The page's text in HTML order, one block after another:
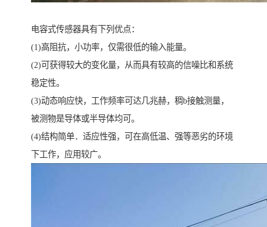
电容式传感器具有下列优点：
(1)高阻抗，小功率，仅需很低的输入能量。
(2)可获得较大的变化量，从而具有较高的信噪比和系统
稳定性。
(3)动态响应快，工作频率可达几兆赫，稠b接触测量，
被测物是导体或半导体均可。
(4)结构简单．适应性强，可在高低温、强等恶劣的环境
下工作，应用较广。